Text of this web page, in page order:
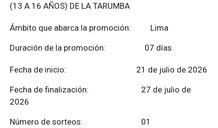
(13 A 16 AÑOS) DE LA TARUMBA
Ámbito que abarca la promoción: Lima
Duración de la promoción: 07 días
Fecha de inicio: 21 de julio de 2026
Fecha de finalización:
27 de julio de
2026
Número de sorteos: 01